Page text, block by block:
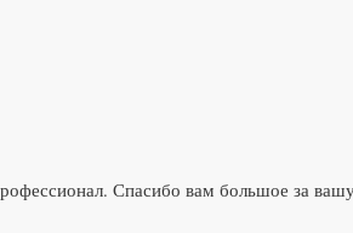
Спасибо вам большое за